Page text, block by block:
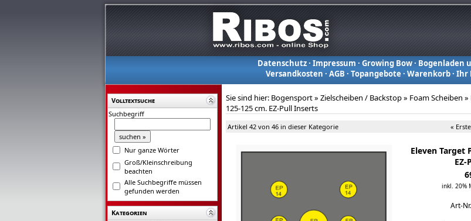
Datenschutz· Impressum · Growing Bow· Bogenladen
Versandkosten · AGB · Topangebote · Warenkorb· Ihr
Volltextsuche
Suchbegriff
Nur ganze Wörter
Groß/Kleinschreibung
beachten
Alle Suchbegriffe müssen
gefunden werden
Kategorien
Sie sind hier: Bogensport» Zielscheiben / Backstop» Foam Scheiben »
125-125 cm. EZ-Pull Inserts
Artikel 42 von 46 in dieser Kategorie «
Eleven Target
inkl. 20%
Art-